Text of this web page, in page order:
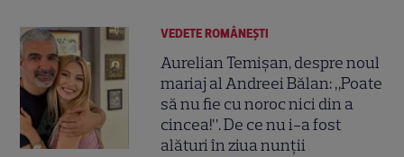
VEDETE ROMÂNEŞTI
Aurelian Temișan, despre noul
mariaj al Andreei Bălan: „Poate
să nu fie cu noroc nici din a
cincea!”. De ce nu i-a fost
alături în ziua nunții